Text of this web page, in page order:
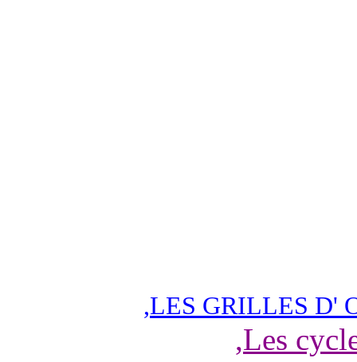
LES GRILLES D'
,
Les
,